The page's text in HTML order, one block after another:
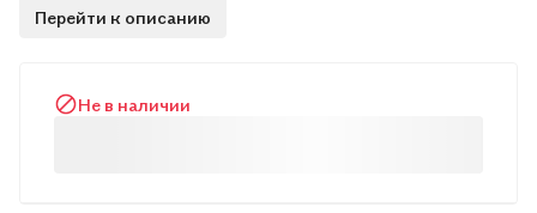
права, обязанности и ответственность сторон
Перейти к описанию
Не в наличии